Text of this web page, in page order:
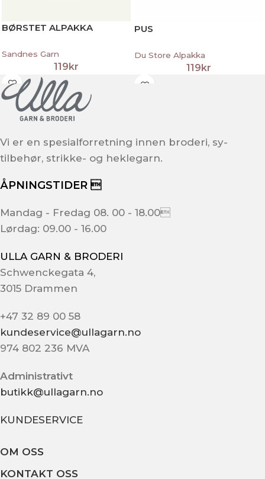
BØRSTET ALPAKKA
Sandnes Garn
119kr
PUS
Du Store Alpakka
119kr
Vi er en spesialforretning innen broderi, sy-
tilbehør, strikke- og heklegarn.
ÅPNINGSTIDER 
Mandag - Fredag 08. 00 - 18.00
Lørdag: 09.00 - 16.00
ULLA GARN & BRODERI
Schwenckegata 4,
3015 Drammen
+47 32 89 00 58
kundeservice@ullagarn.no
974 802 236 MVA
Administrativt
butikk@ullagarn.no
KUNDESERVICE
OM OSS
KONTAKT OSS